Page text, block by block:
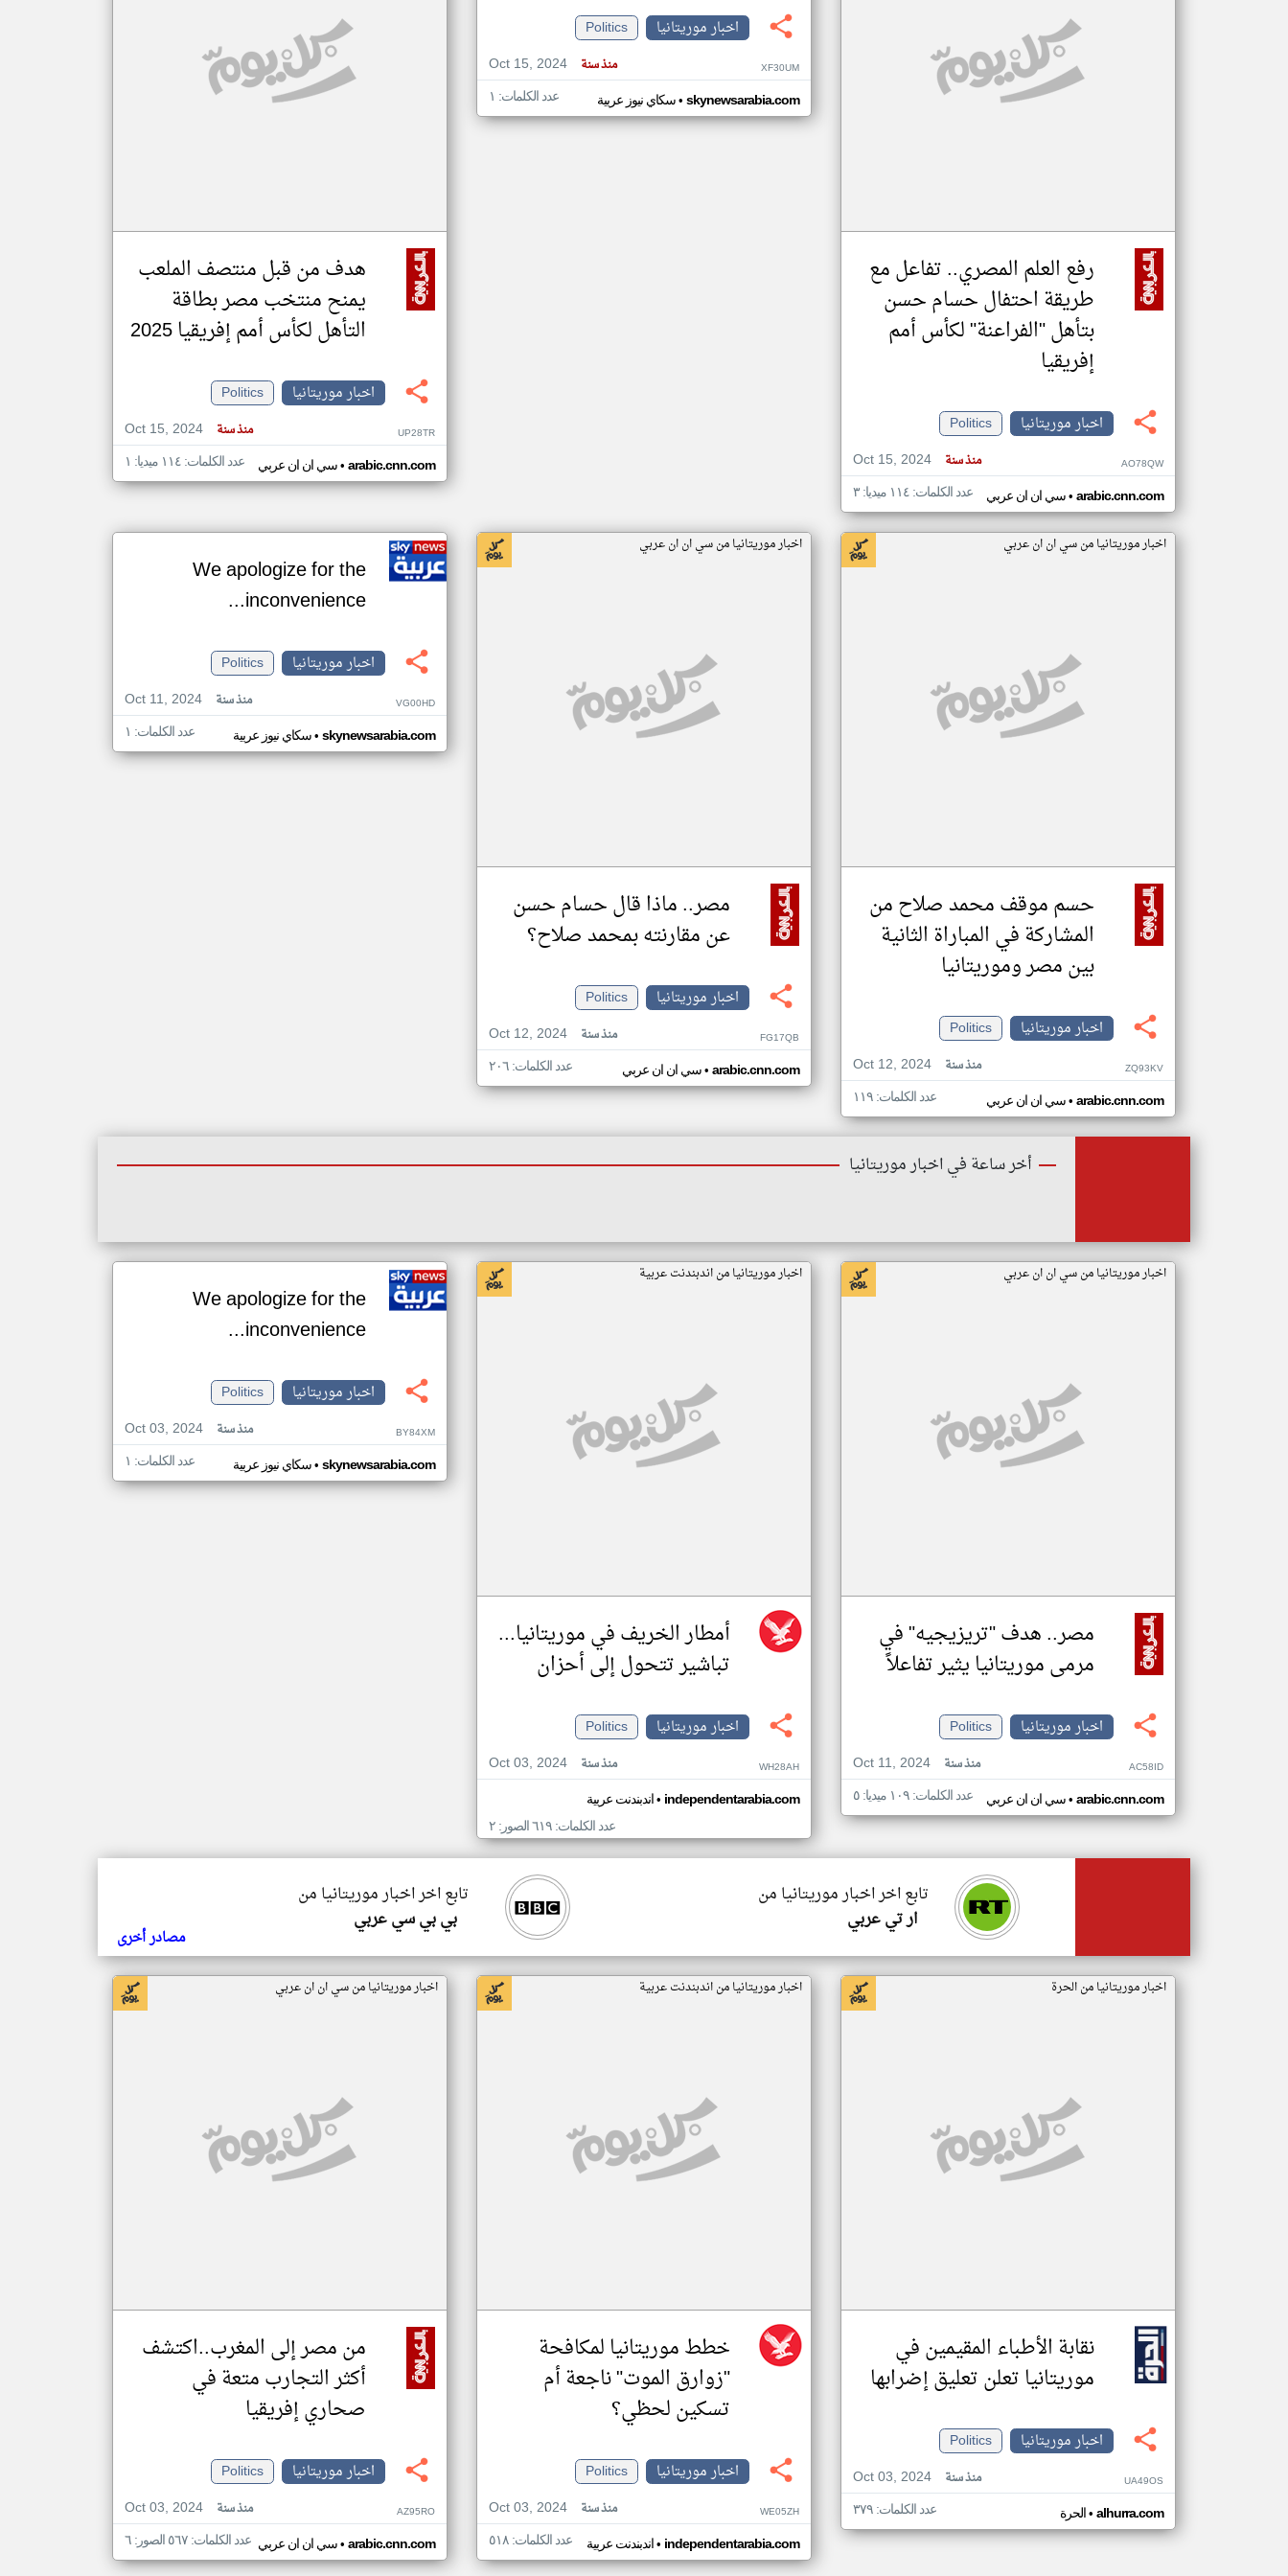
مصادر الأخبار من موريتانيا
رفع العلم المصري.. تفاعل مع
طريقة احتفال حسام حسن
بتأهل "الفراعنة" لكأس أمم
إفريقيا
اخبار موريتانيا
Politics
Oct 15, 2024
منذ سنة AO78QW
سي ان ان عربي• arabic.cnn.com عدد الكلمات: ١١٤ ميديا: ٣
اخبار موريتانيا
Politics
Oct 15, 2024
منذ سنة XF30UM
سكاي نيوز عربية• skynewsarabia.com عدد الكلمات: ١
هدف من قبل منتصف الملعب
يمنح منتخب مصر بطاقة
التأهل لكأس أمم إفريقيا 2025
اخبار موريتانيا
Politics
Oct 15, 2024
منذ سنة UP28TR
سي ان ان عربي• arabic.cnn.com عدد الكلمات: ١١٤ ميديا: ١
اخبار موريتانيا من سي ان ان عربي
حسم موقف محمد صلاح من
المشاركة في المباراة الثانية
بين مصر وموريتانيا
اخبار موريتانيا
Politics
Oct 12, 2024
منذ سنة ZQ93KV
سي ان ان عربي• arabic.cnn.com عدد الكلمات: ١١٩
اخبار موريتانيا من سي ان ان عربي
مصر.. ماذا قال حسام حسن
عن مقارنته بمحمد صلاح؟
اخبار موريتانيا
Politics
Oct 12, 2024
منذ سنة FG17QB
سي ان ان عربي• arabic.cnn.com عدد الكلمات: ٢٠٦
We apologize for the
inconvenience...
اخبار موريتانيا
Politics
Oct 11, 2024
منذ سنة VG00HD
سكاي نيوز عربية• skynewsarabia.com عدد الكلمات: ١
أخر ساعة في اخبار موريتانيا
اخبار موريتانيا من سي ان ان عربي
مصر.. هدف "تريزيجيه" في
مرمى موريتانيا يثير تفاعلاً
اخبار موريتانيا
Politics
Oct 11, 2024
منذ سنة AC58ID
سي ان ان عربي• arabic.cnn.com عدد الكلمات: ١٠٩ ميديا: ٥
اخبار موريتانيا من اندبندنت عربية
أمطار الخريف في موريتانيا...
تباشير تتحول إلى أحزان
اخبار موريتانيا
Politics
Oct 03, 2024
منذ سنة WH28AH
اندبندنت عربية• independentarabia.com
عدد الكلمات: ٦١٩ الصور: ٢
We apologize for the
inconvenience...
اخبار موريتانيا
Politics
Oct 03, 2024
منذ سنة BY84XM
سكاي نيوز عربية• skynewsarabia.com عدد الكلمات: ١
تابع اخر اخبار موريتانيا من
بي بي سي عربي
تابع اخر اخبار موريتانيا من
ار تي عربي
مصادر أخرى
اخبار موريتانيا من الحرة
نقابة الأطباء المقيمين في
موريتانيا تعلن تعليق إضرابها
اخبار موريتانيا
Politics
Oct 03, 2024
منذ سنة UA49OS
الحرة• alhurra.com عدد الكلمات: ٣٧٩
اخبار موريتانيا من اندبندنت عربية
خطط موريتانيا لمكافحة
"زوارق الموت" ناجعة أم
تسكين لحظي؟
اخبار موريتانيا
Politics
Oct 03, 2024
منذ سنة WE05ZH
اندبندنت عربية• independentarabia.com عدد الكلمات: ٥١٨
اخبار موريتانيا من سي ان ان عربي
من مصر إلى المغرب..اكتشف
أكثر التجارب متعة في
صحاري إفريقيا
اخبار موريتانيا
Politics
Oct 03, 2024
منذ سنة AZ95RO
سي ان ان عربي• arabic.cnn.com عدد الكلمات: ٥٦٧ الصور: ٦